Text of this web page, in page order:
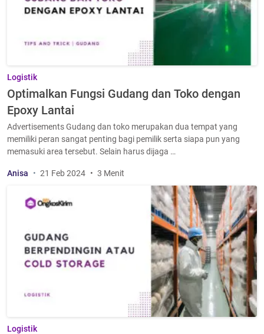
Logistik
Optimalkan Fungsi Gudang dan Toko dengan
Epoxy Lantai
Advertisements Gudang dan toko merupakan dua tempat yang
memiliki peran sangat penting bagi pemilik serta siapa pun yang
memasuki area tersebut. Selain harus dijaga …
Anisa 21 Feb 2024 3 Menit
Logistik